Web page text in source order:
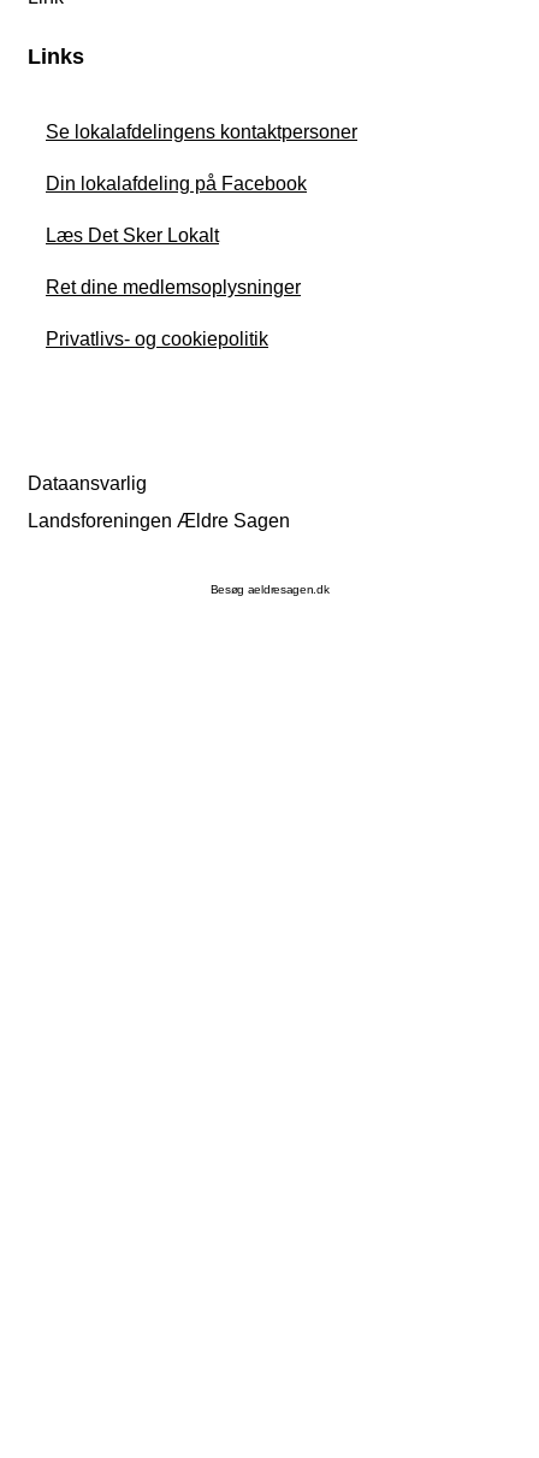
Links
Se lokalafdelingens kontaktpersoner
Din lokalafdeling på Facebook
Læs Det Sker Lokalt
Ret dine medlemsoplysninger
Privatlivs- og cookiepolitik
Dataansvarlig
Landsforeningen Ældre Sagen
Besøg aeldresagen.dk